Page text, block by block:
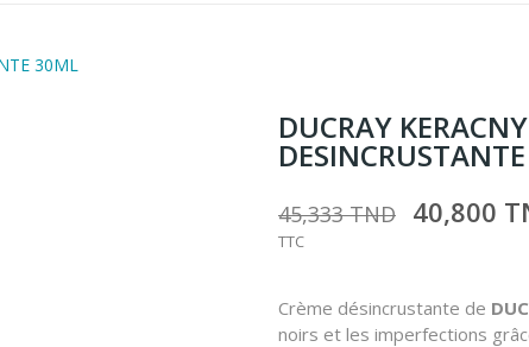
30ML
DUCRAY
45,333 TND 40,800
TTC
Crème désincrustante de
noirs et les imperfections